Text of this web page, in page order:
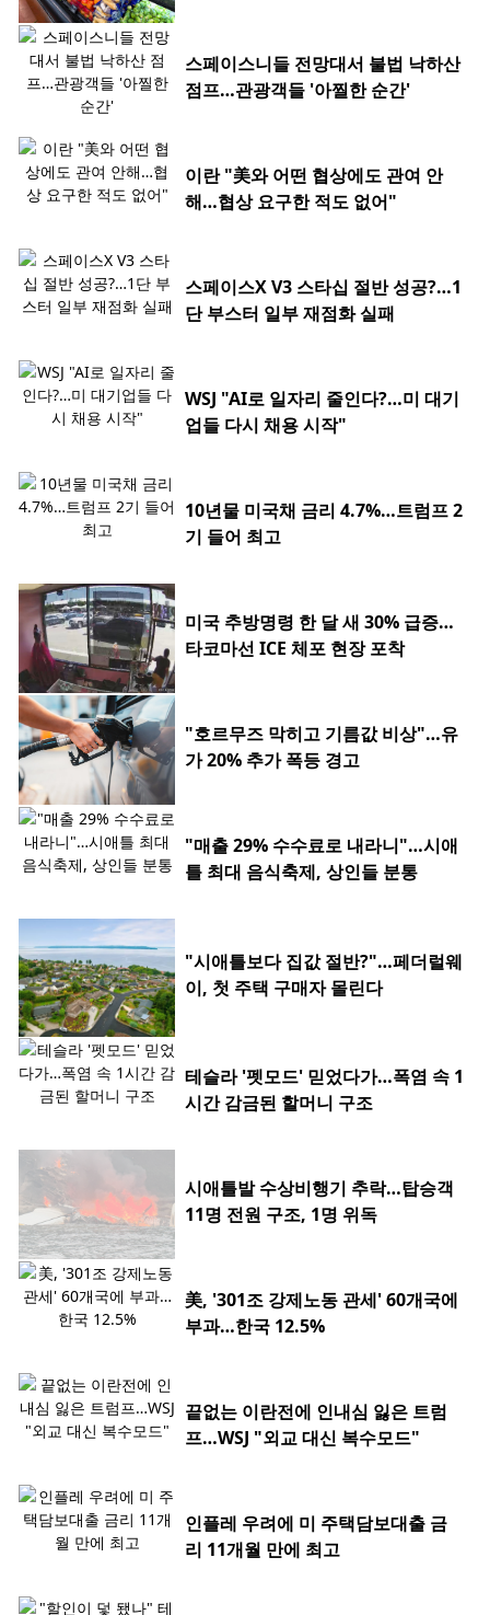
스페이스니들 전망대서 불법 낙하산
점프…관광객들 '아찔한 순간'
이란 "美와 어떤 협상에도 관여 안
해…협상 요구한 적도 없어"
스페이스X V3 스타십 절반 성공?…1
단 부스터 일부 재점화 실패
WSJ "AI로 일자리 줄인다?…미 대기
업들 다시 채용 시작"
10년물 미국채 금리 4.7%…트럼프 2
기 들어 최고
미국 추방명령 한 달 새 30% 급증…
타코마선 ICE 체포 현장 포착
"호르무즈 막히고 기름값 비상"…유
가 20% 추가 폭등 경고
"매출 29% 수수료로 내라니"…시애
틀 최대 음식축제, 상인들 분통
"시애틀보다 집값 절반?"…페더럴웨
이, 첫 주택 구매자 몰린다
테슬라 '펫모드' 믿었다가…폭염 속 1
시간 감금된 할머니 구조
시애틀발 수상비행기 추락…탑승객
11명 전원 구조, 1명 위독
美, '301조 강제노동 관세' 60개국에
부과…한국 12.5%
끝없는 이란전에 인내심 잃은 트럼
프…WSJ "외교 대신 복수모드"
인플레 우려에 미 주택담보대출 금
리 11개월 만에 최고